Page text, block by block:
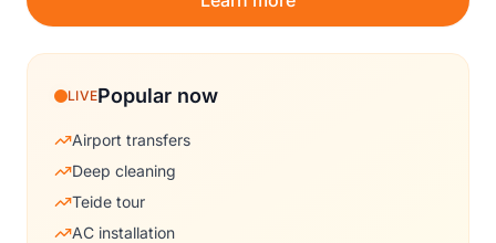
LIVEPopular now
Airport transfers
Deep cleaning
Teide tour
AC installation